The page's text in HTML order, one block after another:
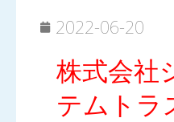
2022-06-20
株式会社
テムトラ